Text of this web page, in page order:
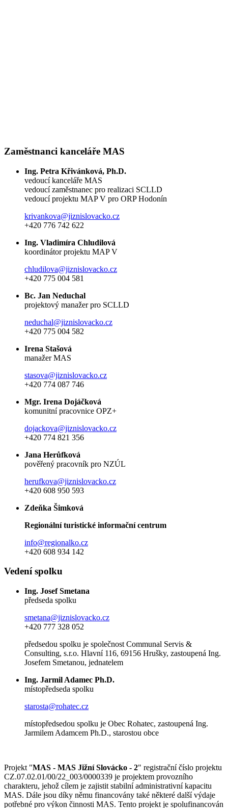
Zaměstnanci kanceláře MAS
Ing. Petra Křivánková, Ph.D.
vedoucí kanceláře MAS
vedoucí zaměstnanec pro realizaci SCLLD
vedoucí projektu MAP V pro ORP Hodonín
krivankova@jiznislovacko.cz
+420 776 742 622
Ing. Vladimíra Chludilová
koordinátor projektu MAP V
chludilova@jiznislovacko.cz
+420 775 004 581
Bc. Jan Neduchal
projektový manažer pro SCLLD
neduchal@jiznislovacko.cz
+420 775 004 582
Irena Stašová
manažer MAS
stasova@jiznislovacko.cz
+420 774 087 746
Mgr. Irena Dojáčková
komunitní pracovnice OPZ+
dojackova@jiznislovacko.cz
+420 774 821 356
Jana Herůfková
pověřený pracovník pro NZÚL
herufkova@jiznislovacko.cz
+420 608 950 593
Zdeňka Šimková
Regionální turistické informační centrum
info@regionalko.cz
+420 608 934 142
Vedení spolku
Ing. Josef Smetana
předseda spolku
smetana@jiznislovacko.cz
+420 777 328 052
předsedou spolku je společnost Communal Servis &
Consulting, s.r.o. Hlavní 116, 69156 Hrušky, zastoupená Ing.
Josefem Smetanou, jednatelem
Ing. Jarmil Adamec Ph.D.
místopředseda spolku
starosta@rohatec.cz
místopředsedou spolku je Obec Rohatec, zastoupená Ing.
Jarmilem Adamcem Ph.D., starostou obce
Projekt "MAS - MAS Jižní Slovácko - 2" registrační číslo projektu
CZ.07.02.01/00/22_003/0000339 je projektem provozního
charakteru, jehož cílem je zajistit stabilní administrativní kapacitu
MAS. Dále jsou díky němu financovány také některé další výdaje
potřebné pro výkon činnosti MAS. Tento projekt je spolufinancován